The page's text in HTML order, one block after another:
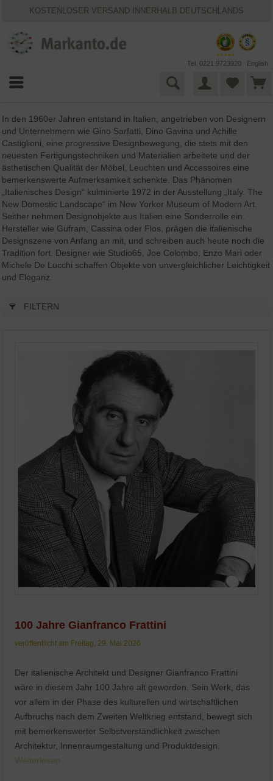
KOSTENLOSER VERSAND INNERHALB DEUTSCHLANDS
30 TAGE WIDERRUFSRECHT
BESTPRICE-GARANTIE
25 JAHRE MARKANTO
Tel. 0221 9723920 English
In den 1960er Jahren entstand in Italien, angetrieben von Designern
und Unternehmern wie Gino Sarfatti, Dino Gavina und Achille
Castiglioni, eine progressive Designbewegung, die stets mit den
neuesten Fertigungstechniken und Materialien arbeitete und der
ästhetischen Qualität der Möbel, Leuchten und Accessoires eine
bemerkenswerte Aufmerksamkeit schenkte. Das Phänomen
„Italienisches Design“ kulminierte 1972 in der Ausstellung „Italy. The
New Domestic Landscape“ im New Yorker Museum of Modern Art.
Seither nehmen Designobjekte aus Italien eine Sonderrolle ein.
Hersteller wie Gufram, Cassina oder Flos, prägen die italienische
Designszene von Anfang an mit, und schreiben auch heute noch die
Tradition fort. Designer wie Studio65, Joe Colombo, Enzo Mari oder
Michele De Lucchi schaffen Objekte von unvergleichlicher Leichtigkeit
und Eleganz.
FILTERN
100 Jahre Gianfranco Frattini
veröffentlicht am Freitag, 29. Mai 2026
Der italienische Architekt und Designer Gianfranco Frattini
wäre in diesem Jahr 100 Jahre alt geworden. Sein Werk, das
vor allem in der Phase des kulturellen und wirtschaftlichen
Aufbruchs nach dem Zweiten Weltkrieg entstand, bewegt sich
mit bemerkenswerter Selbstverständlichkeit zwischen
Architektur, Innenraumgestaltung und Produktdesign.
Weiterlesen